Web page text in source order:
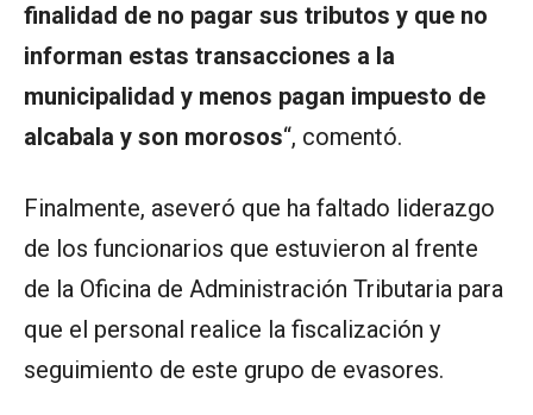
finalidad de no pagar sus tributos y que no
informan estas transacciones a la
municipalidad y menos pagan impuesto de
alcabala y son morosos“, comentó.
Finalmente, aseveró que ha faltado liderazgo
de los funcionarios que estuvieron al frente
de la Oficina de Administración Tributaria para
que el personal realice la fiscalización y
seguimiento de este grupo de evasores.